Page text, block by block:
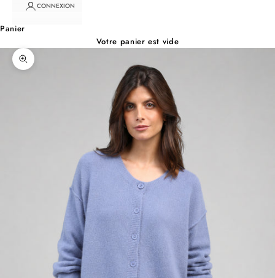
CONNEXION
Panier
Votre panier est vide
Zoomer sur l'image